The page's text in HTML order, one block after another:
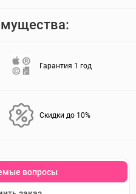
Гарантия 1 год
Скидки до 10%
вопросы